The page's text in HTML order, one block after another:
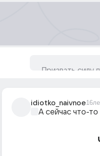
idiotko_naivnoe
А сейчас что-